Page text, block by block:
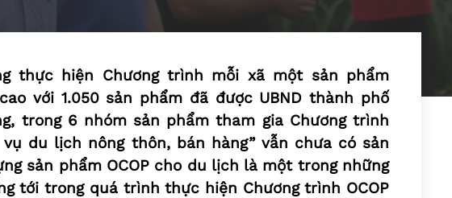
thực hiện Chương trình mỗi xã một sản phẩm
với 1.050 sản phẩm đã được UBND thành phố
trong 6 nhóm sản phẩm tham gia Chương trình
vụ du lịch nông thôn, bán hàng” vẫn chưa có sản
sản phẩm OCOP cho du lịch là một trong những
tới trong quá trình thực hiện Chương trình OCOP